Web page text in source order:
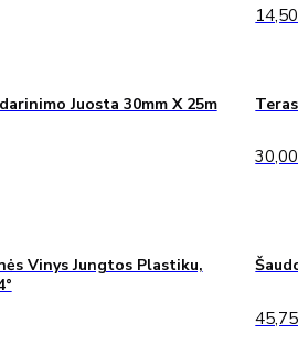
Juosta 30mm X 25m
Vinys Jungtos Plastiku,